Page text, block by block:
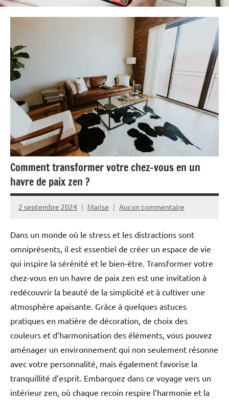
Comment transformer votre chez-vous en un
havre de paix zen ?
2 septembre 2024 Marise Aucun commentaire
Dans un monde où le stress et les distractions sont
omniprésents, il est essentiel de créer un espace de vie
qui inspire la sérénité et le bien-être. Transformer votre
chez-vous en un havre de paix zen est une invitation à
redécouvrir la beauté de la simplicité et à cultiver une
atmosphère apaisante. Grâce à quelques astuces
pratiques en matière de décoration, de choix des
couleurs et d’harmonisation des éléments, vous pouvez
aménager un environnement qui non seulement résonne
avec votre personnalité, mais également favorise la
tranquillité d’esprit. Embarquez dans ce voyage vers un
intérieur zen, où chaque recoin respire l’harmonie et la